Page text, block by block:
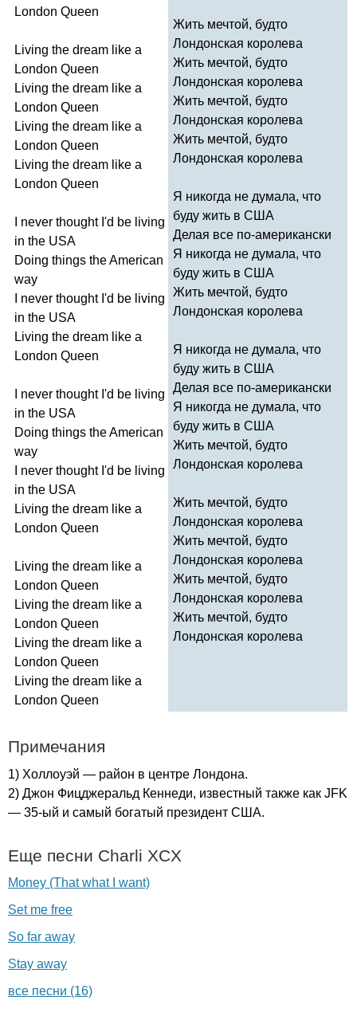
London Queen
Living the dream like a
London Queen
Living the dream like a
London Queen
Living the dream like a
London Queen
Living the dream like a
London Queen
never thought I'd be living
in the USA
Doing things theAmerican
way
never thought I'd be living
in the USA
Living the dream like a
London Queen
never thought I'd be living
in the USA
Doing things theAmerican
way
never thought I'd be living
in the USA
Living the dream like a
London Queen
Living the dream like a
London Queen
Living the dream like a
London Queen
Living the dream like a
London Queen
Living the dream like a
London Queen
Жить мечтой, будто
Лондонская королева
Жить мечтой, будто
Лондонская королева
Жить мечтой, будто
Лондонская королева
Жить мечтой, будто
Лондонская королева
Я никогда не думала, что
буду жить в США
Делая все по-американски
Я никогда не думала, что
буду жить в США
Жить мечтой, будто
Лондонская королева
Я никогда не думала, что
буду жить в США
Делая все по-американски
Я никогда не думала, что
буду жить в США
Жить мечтой, будто
Лондонская королева
Жить мечтой, будто
Лондонская королева
Жить мечтой, будто
Лондонская королева
Жить мечтой, будто
Лондонская королева
Жить мечтой, будто
Лондонская королева
Примечания
1) Холлоуэй — район в центре Лондона.
2) Джон Фицджеральд Кеннеди, известный также как JFK
— 35-ый и самый богатый президент США.
Еще песни Charli XCX
Money (That what I want)
Set me free
So far away
Stay away
все песни (16)